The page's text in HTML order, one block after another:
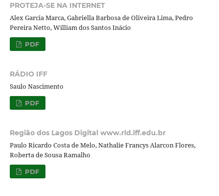
PROTEJA-SE NA INTERNET
Alex Garcia Marca, Gabriella Barbosa de Oliveira Lima, Pedro
Pereira Netto, William dos Santos Inácio
PDF
RÁDIO IFF
Saulo Nascimento
PDF
Região dos Lagos Digital www.rld.iff.edu.br
Paulo Ricardo Costa de Melo, Nathalie Francys Alarcon Flores,
Roberta de Sousa Ramalho
PDF